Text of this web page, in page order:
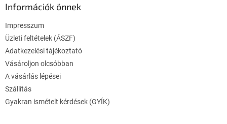
Információk önnek
Impresszum
Üzleti feltételek (ÁSZF)
Adatkezelési tájékoztató
Vásároljon olcsóbban
A vásárlás lépései
Szállítás
Gyakran ismételt kérdések (GYÍK)